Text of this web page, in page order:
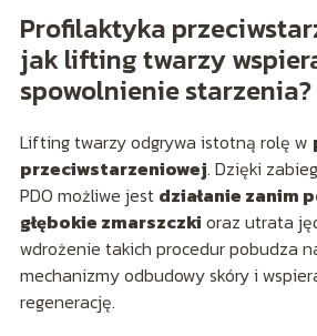
Profilaktyka
jak lifting twarzy
spowolnienie starzenia?
Lifting twarzy odgrywa istotną rolę w
przeciwstarzeniowej. Dzięki
PDO możliwe jest działanie zanim
głębokie zmarszczki oraz utrata
wdrożenie takich procedur pobudza
mechanizmy odbudowy skóry i
regenerację.